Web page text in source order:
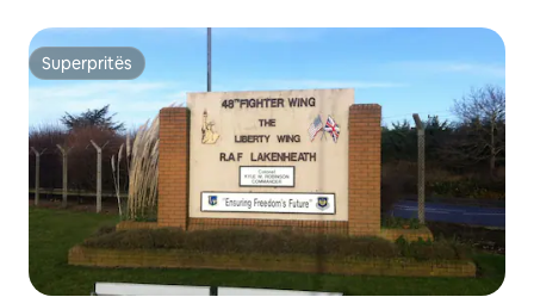
Superpritës
Superpritës